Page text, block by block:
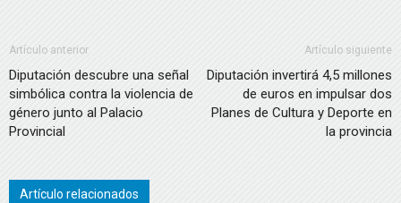
Artículo anterior
Diputación descubre una señal
simbólica contra la violencia de
género junto al Palacio
Provincial
Artículo siguiente
Diputación invertirá 4,5 millones
de euros en impulsar dos
Planes de Cultura y Deporte en
la provincia
Artículo relacionados